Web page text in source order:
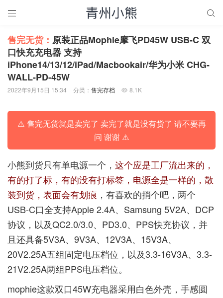
 
售完无货： 原装正品Mophie摩飞PD45W USB-C 双
口快充充电器 支持
iPhone14/13/12/iPad/Macbookair/华为小米 CHG-
WALL-PD-45W
2022年9月15日 15:34 分类： 售完存档  8.1K
⚠️ 售完无货就是卖完了 卖完了就是没有货了 请不要再
问 谢谢 ⚠️
小熊到货只有单电源一个， 这个应是工厂流出来的，
有的打了标，有的没有打标签，电源全是一样的，散
装到货，表面会有划痕 ，有喜欢的捎个吧，两个
USB-C口全支持Apple 2.4A、Samsung 5V2A、DCP
协议，以及QC2.0/3.0、PD3.0、PPS快充协议，并
且还具备5V3A、9V3A、12V3A、15V3A、
20V2.25A五组固定电压档位，以及3.3-16V3A、3.3-
21V2.25A两组PPS电压档位。
mophie这款双口45W充电器采用白色外壳，手感圆